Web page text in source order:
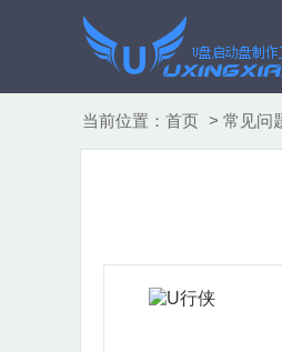
当前位置： 首页 > 常见问